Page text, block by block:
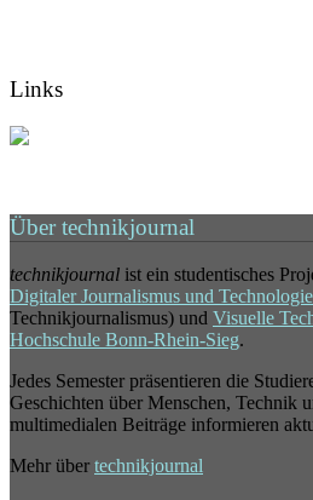
Links
Über technikjournal
technikjournal ist ein studentisches
Digitaler Journalismus und Technologie
Technikjournalismus) und Visuelle
Hochschule Bonn-Rhein-Sieg.
Jedes Semester präsentieren die
Geschichten über Menschen, Technik
multimedialen Beiträge informieren
Mehr über technikjournal